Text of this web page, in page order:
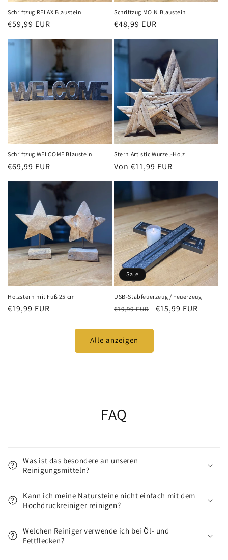
Schriftzug RELAX Blaustein
Normaler
€59,99 EUR
Schriftzug MOIN Blaustein
Normaler
€48,99 EUR
Schriftzug WELCOME Blaustein
Normaler
€69,99 EUR
Stern Artistic Wurzel-Holz
Normaler
Von €11,99 EUR
Holzstern mit Fuß 25 cm
Normaler
€19,99 EUR
Sale
USB-Stabfeuerzeug / Feuerzeug
Normaler
€19,99 EUR Verkaufspreis
€15,99 EUR
Alle anzeigen
FAQ
Was ist das besondere an unseren
Reinigungsmitteln?
Kann ich meine Natursteine nicht einfach mit dem
Hochdruckreiniger reinigen?
Welchen Reiniger verwende ich bei Öl- und
Fettflecken?